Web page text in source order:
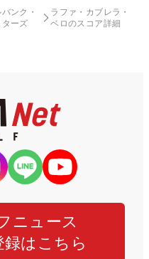
ンク・
ーズ
ラファ・カブレラ・
ベロのスコア詳細
ニュース
はこちら